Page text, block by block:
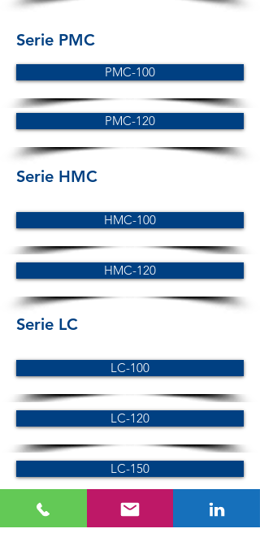
Serie PMC
PMC-100
PMC-120
Serie HMC
HMC-100
HMC-120
Serie LC
LC-100
LC-120
LC-150
Serie SC